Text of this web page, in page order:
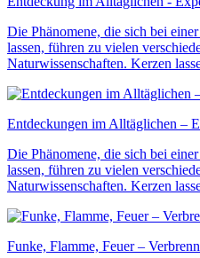
Die Phänomene, die sich bei
lassen, führen zu vielen
Naturwissenschaften. Kerzen
Entdeckungen im Alltäglichen –
Die Phänomene, die sich bei
lassen, führen zu vielen
Naturwissenschaften. Kerzen
Funke, Flamme, Feuer –